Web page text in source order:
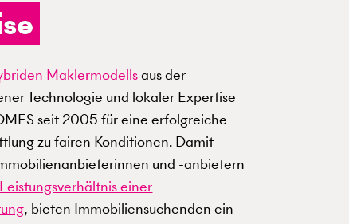
Maklermodellsaus der
Technologie und lokaler Expertise
seit 2005 für eine erfolgreiche
zu fairen Konditionen. Damit
und -anbietern
einer
, bieten Immobiliensuchenden ein